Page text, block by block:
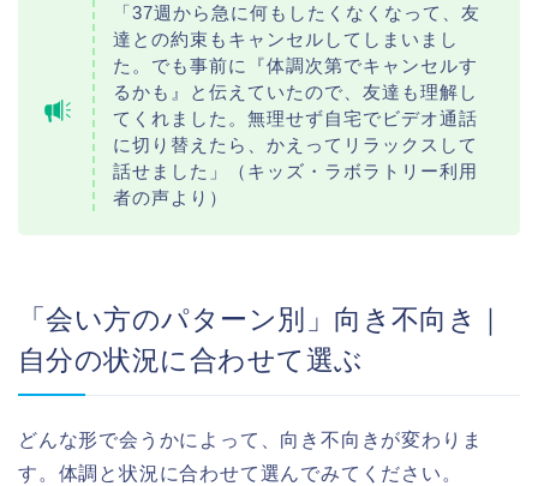
「37週から急に何もしたくなくなって、友
達との約束もキャンセルしてしまいまし
た。でも事前に『体調次第でキャンセルす
るかも』と伝えていたので、友達も理解し
てくれました。無理せず自宅でビデオ通話
に切り替えたら、かえってリラックスして
話せました」（キッズ・ラボラトリー利用
者の声より）
「会い方のパターン別」向き不向き｜
自分の状況に合わせて選ぶ
どんな形で会うかによって、向き不向きが変わりま
す。体調と状況に合わせて選んでみてください。